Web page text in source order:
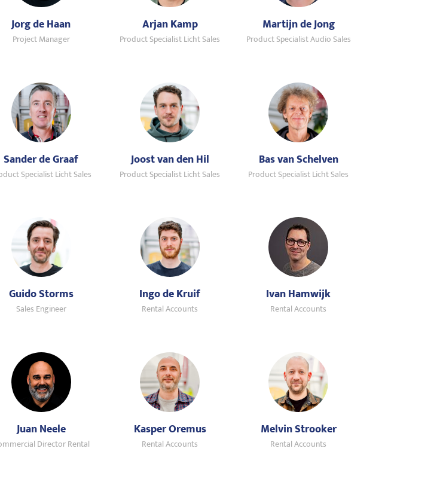
Jorg de Haan
Project Manager
Arjan Kamp
Product Specialist Licht Sales
Martijn de Jong
Product Specialist Audio Sales
Sander de Graaf
Specialist Licht Sales
Joost van den Hil
Product Specialist Licht Sales
Bas van Schelven
Product Specialist Licht Sales
Guido Storms
Sales Engineer
Ingo de Kruif
Rental Accounts
Ivan Hamwijk
Rental Accounts
Juan Neele
Director Rental
Kasper Oremus
Rental Accounts
Melvin Strooker
Rental Accounts